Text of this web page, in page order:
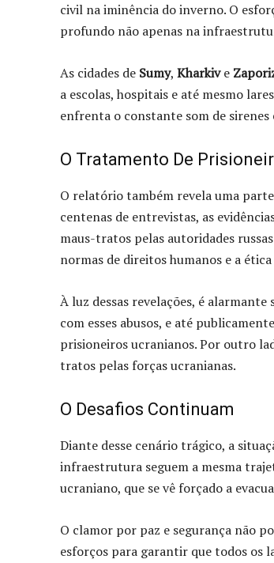
civil na iminência do inverno. O
profundo não apenas na
As cidades de Sumy, Kharkive
a escolas, hospitais e até mesmo
enfrenta o constante som de sirenes
O Tratamento De
O relatório também revela uma
centenas de entrevistas, as
maus-tratos pelas autoridades
normas de direitos humanos e a
À luz dessas revelações, é
com esses abusos, e até
prisioneiros ucranianos. Por outro
tratos pelas forças ucranianas.
O Desafios Continuam
Diante desse cenário trágico, a
infraestrutura seguem a mesma
ucraniano, que se vê forçado a
O clamor por paz e segurança não
esforços para garantir que todos os